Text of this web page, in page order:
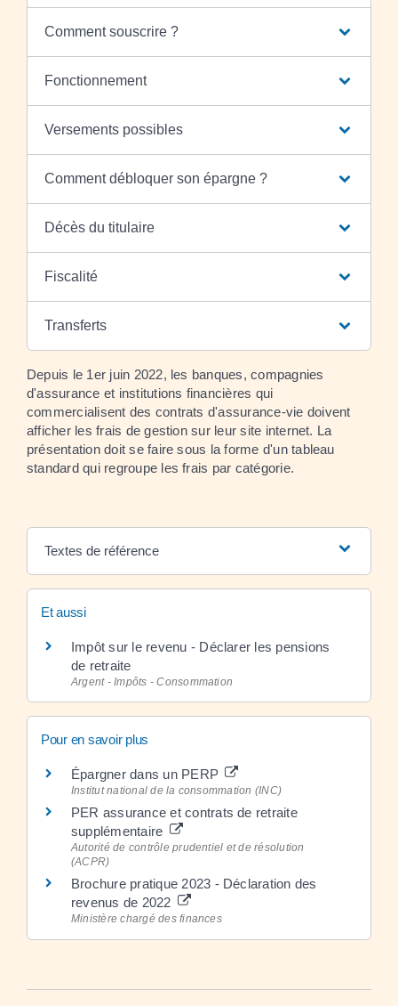
Comment souscrire ?
Fonctionnement
Versements possibles
Comment débloquer son épargne ?
Décès du titulaire
Fiscalité
Transferts
Depuis le 1er juin 2022, les banques, compagnies
d'assurance et institutions financières qui
commercialisent des contrats d'assurance-vie doivent
afficher les frais de gestion sur leur site internet. La
présentation doit se faire sous la forme d'un tableau
standard qui regroupe les frais par catégorie.
Textes de référence
Et aussi
Impôt sur le revenu - Déclarer les pensions
de retraite
Argent - Impôts - Consommation
Pour en savoir plus
Épargner dans un PERP
Institut national de la consommation (INC)
PER assurance et contrats de retraite
supplémentaire
Autorité de contrôle prudentiel et de résolution
(ACPR)
Brochure pratique 2023 - Déclaration des
revenus de 2022
Ministère chargé des finances